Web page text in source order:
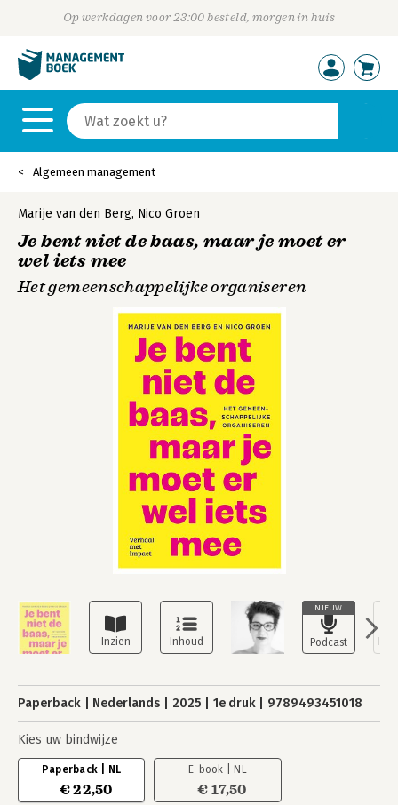
Op werkdagen voor 23:00 besteld, morgen in huis
Algemeen management
NIEUW
Marije van den Berg, Nico Groen
Je bent niet de baas, maar je moet er
wel iets mee
Het gemeenschappelijke organiseren
Paperback Nederlands 2025 1e druk 9789493451018
Kies uw bindwijze
Paperback | NL
€ 22,50
E-book | NL
€ 17,50